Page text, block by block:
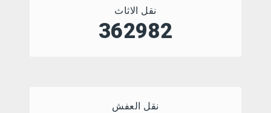
نقل الاثاث
479136
نقل العفش